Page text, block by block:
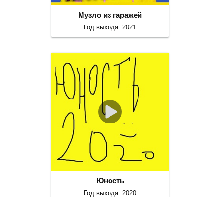
Музло из гаражей
Год выхода: 2021
Юность
Год выхода: 2020